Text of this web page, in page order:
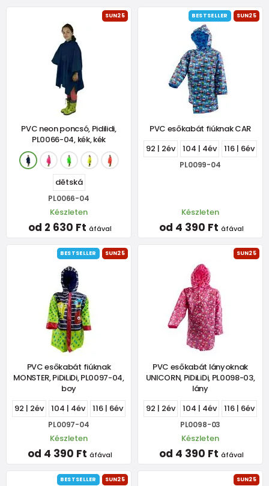
SUN25
PVC neon poncsó, Pidilidi,
PL0066-04, kék, kék
dětská
PL0066-04
Készleten
od 2 630 Ft áfával
BESTSELLER SUN25
PVC esőkabát fiúknak CAR
92 | 2év
104 | 4év 116 | 6év
PL0099-04
Készleten
od 4 390 Ft áfával
BESTSELLER SUN25
PVC esőkabát fiúknak
MONSTER, PiDiLiDi, PL0097-04,
boy
92 | 2év
104 | 4év 116 | 6év
PL0097-04
Készleten
od 4 390 Ft áfával
SUN25
PVC esőkabát lányoknak
UNICORN, PiDiLiDi, PL0098-03,
lány
92 | 2év
104 | 4év 116 | 6év
PL0098-03
Készleten
od 4 390 Ft áfával
BESTSELLER SUN25 SUN25